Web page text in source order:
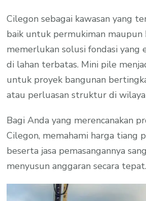
Cilegon sebagai kawasan yang
baik untuk permukiman maupun
memerlukan solusi fondasi yang
di lahan terbatas. Mini pile
untuk proyek bangunan
atau perluasan struktur di
Bagi Anda yang merencanakan
Cilegon, memahami harga tiang
beserta jasa pemasangannya
menyusun anggaran secara tepat.